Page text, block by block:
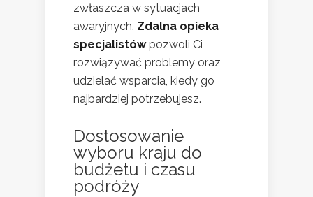
zwłaszcza w sytuacjach
awaryjnych. Zdalna opieka
specjalistówpozwoli Ci
rozwiązywać problemy oraz
udzielać wsparcia, kiedy go
najbardziej potrzebujesz.
Dostosowanie
wyboru kraju do
budżetu i czasu
podróży